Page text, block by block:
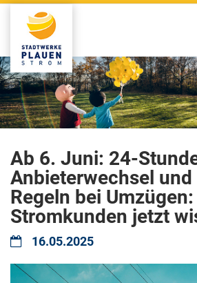
Skip
content
Ab 6. Juni: 24-
Anbieterwechsel und
Regeln bei Umzügen:
Stromkunden jetzt
16.05.2025